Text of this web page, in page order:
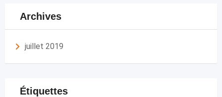
Archives
juillet 2019
Étiquettes